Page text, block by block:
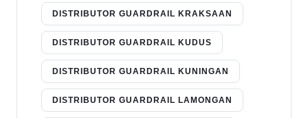
DISTRIBUTOR GUARDRAIL KRAKSAAN
DISTRIBUTOR GUARDRAIL KUDUS
DISTRIBUTOR GUARDRAIL KUNINGAN
DISTRIBUTOR GUARDRAIL LAMONGAN